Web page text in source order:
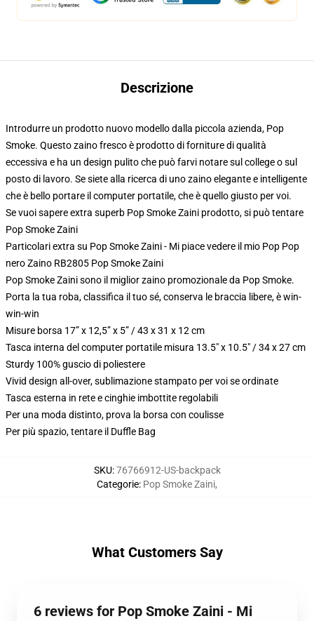
Descrizione
Introdurre un prodotto nuovo modello dalla piccola azienda, Pop
Smoke. Questo zaino fresco è prodotto di forniture di qualità
eccessiva e ha un design pulito che può farvi notare sul college o sul
posto di lavoro. Se siete alla ricerca di uno zaino elegante e intelligente
che è bello portare il computer portatile, che è quello giusto per voi.
Se vuoi sapere extra superb Pop Smoke Zaini prodotto, si può tentare
Pop Smoke Zaini
Particolari extra su Pop Smoke Zaini - Mi piace vedere il mio Pop Pop
nero Zaino RB2805 Pop Smoke Zaini
Pop Smoke Zaini sono il miglior zaino promozionale da Pop Smoke.
Porta la tua roba, classifica il tuo sé, conserva le braccia libere, è win-
win-win
Misure borsa 17” x 12,5” x 5” / 43 x 31 x 12 cm
Tasca interna del computer portatile misura 13.5" x 10.5" / 34 x 27 cm
Sturdy 100% guscio di poliestere
Vivid design all-over, sublimazione stampato per voi se ordinate
Tasca esterna in rete e cinghie imbottite regolabili
Per una moda distinto, prova la borsa con coulisse
Per più spazio, tentare il Duffle Bag
SKU:76766912-US-backpack
Categorie: Pop Smoke Zaini,
What Customers Say
6 reviews for Pop Smoke Zaini - Mi